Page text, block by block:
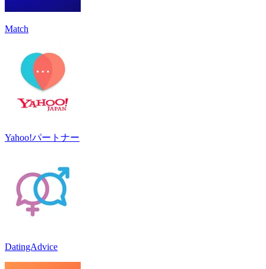
Match
Yahoo!パートナー
DatingAdvice